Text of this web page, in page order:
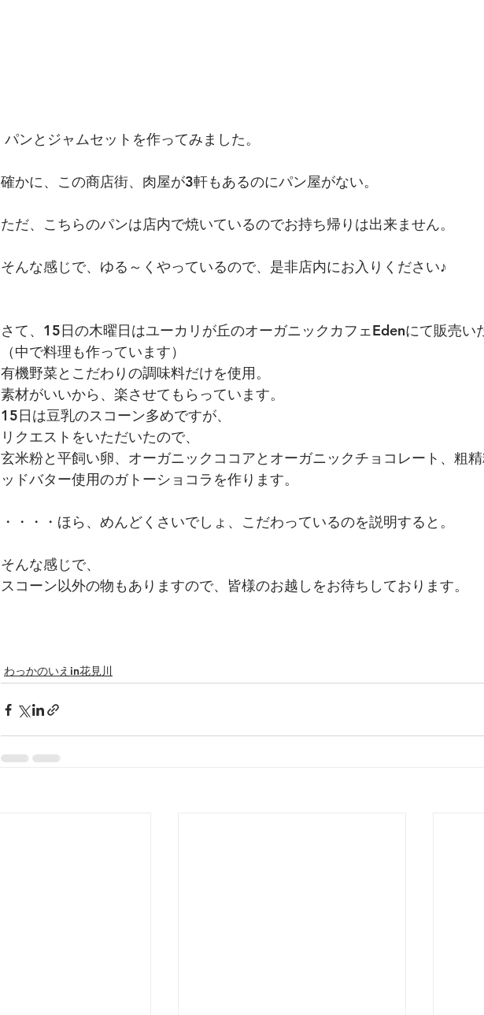
パンとジャムセットを作ってみました。
確かに、この商店街、肉屋が3軒もあるのにパン屋がない。
ただ、こちらのパンは店内で焼いているのでお持ち帰りは出来ません。
そんな感じで、ゆる～くやっているので、是非店内にお入りください♪
さて、15日の木曜日はユーカリが丘のオーガニックカフェEdenにて販売い
（中で料理も作っています）
有機野菜とこだわりの調味料だけを使用。
素材がいいから、楽させてもらっています。
15日は豆乳のスコーン多めですが、
リクエストをいただいたので、
玄米粉と平飼い卵、オーガニックココアとオーガニックチョコレート、粗
ッドバター使用のガトーショコラを作ります。
・・・・ほら、めんどくさいでしょ、こだわっているのを説明すると。
そんな感じで、
スコーン以外の物もありますので、皆様のお越しをお待ちしております。
わっかのいえin花見川